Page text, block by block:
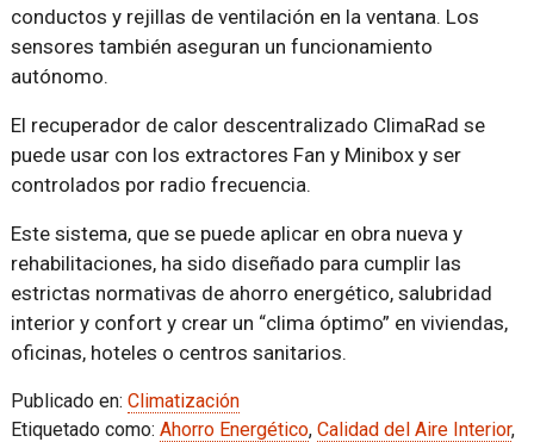
conductos y rejillas de ventilación en la ventana. Los
sensores también aseguran un funcionamiento
autónomo.
El recuperador de calor descentralizado ClimaRad se
puede usar con los extractores Fan y Minibox y ser
controlados por radio frecuencia.
Este sistema, que se puede aplicar en obra nueva y
rehabilitaciones, ha sido diseñado para cumplir las
estrictas normativas de ahorro energético, salubridad
interior y confort y crear un “clima óptimo” en viviendas,
oficinas, hoteles o centros sanitarios.
Publicado en: Climatización
Etiquetado como: Ahorro Energético, Calidad del Aire Interior,